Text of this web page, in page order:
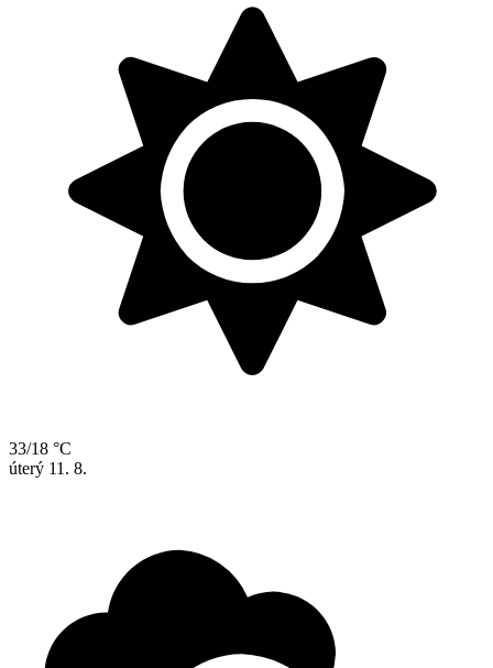
33/18 °C
úterý 11. 8.